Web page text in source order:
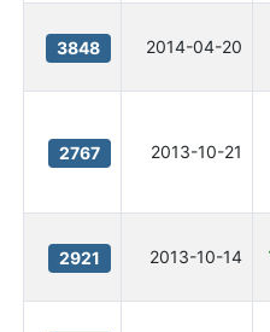
2014-04-20
3848
2013-10-21
2767
2013-10-14
2921